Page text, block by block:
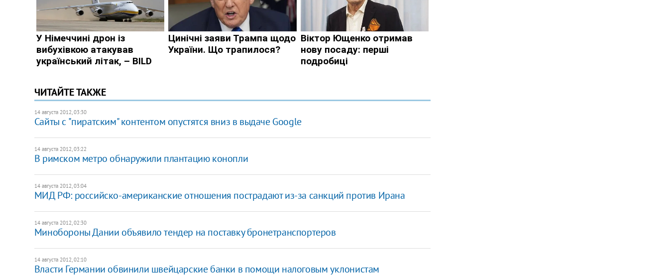
ЧИТАЙТЕ ТАКЖЕ
14 августа 2012, 03:30
Сайты с "пиратским" контентом опустятся вниз в выдаче Google
14 августа 2012, 03:22
В римском метро обнаружили плантацию конопли
14 августа 2012, 03:04
МИД РФ: российско-американские отношения пострадают из-за санкций против Ирана
14 августа 2012, 02:30
Минобороны Дании объявило тендер на поставку бронетранспортеров
14 августа 2012, 02:10
Власти Германии обвинили швейцарские банки в помощи налоговым уклонистам